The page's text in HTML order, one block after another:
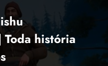
Toda história